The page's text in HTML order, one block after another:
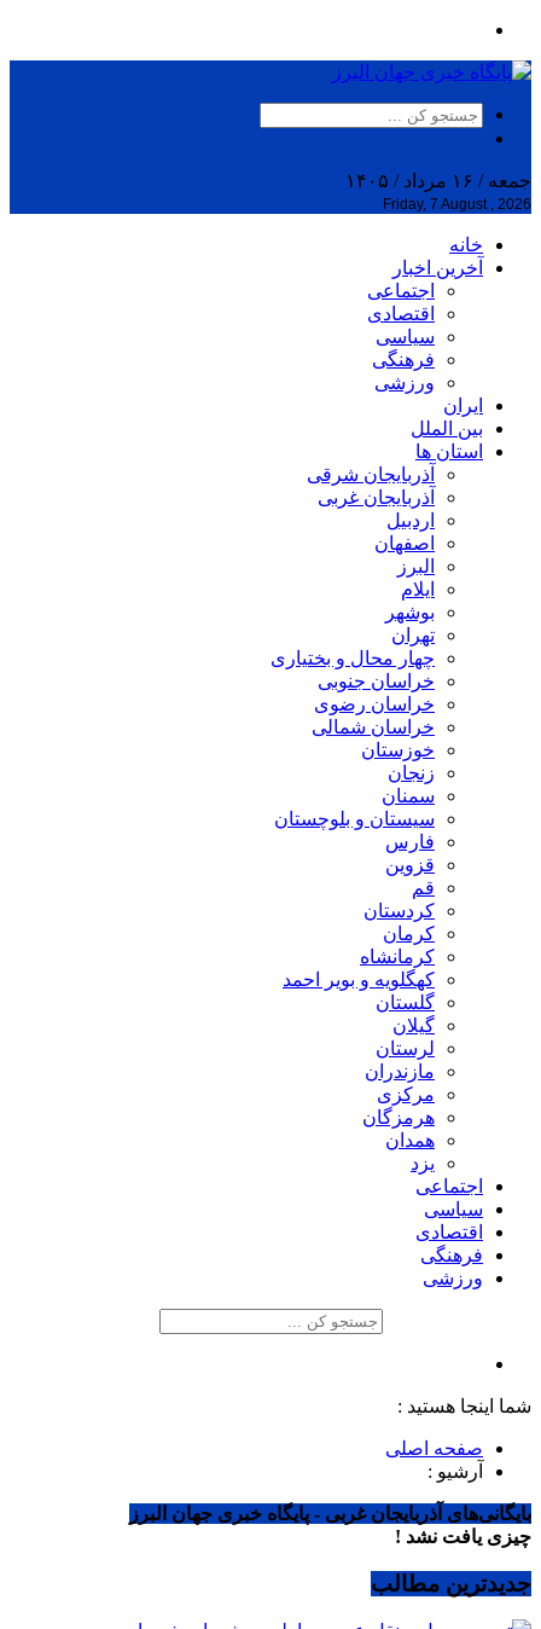
جمعه / ۱۶ مرداد / ۱۴۰۵
Friday, 7 August , 2026
خانه
آخرین اخبار
اجتماعی
اقتصادی
سیاسی
فرهنگی
ورزشی
ایران
بین الملل
استان ها
آذربایجان شرقی
آذربایجان غربی
اردبیل
اصفهان
البرز
ایلام
بوشهر
تهران
چهار محال و بختیاری
خراسان جنوبی
خراسان رضوی
خراسان شمالی
خوزستان
زنجان
سمنان
سیستان و بلوچستان
فارس
قزوین
قم
کردستان
کرمان
کرمانشاه
کهگلویه و بویر احمد
گلستان
گیلان
لرستان
مازندران
مرکزی
هرمزگان
همدان
یزد
اجتماعی
سیاسی
اقتصادی
فرهنگی
ورزشی
شما اینجا هستید :
صفحه اصلی
آرشیو :
بایگانی‌های آذربایجان غربی - پایگاه خبری جهان البرز
چیزی یافت نشد !
جدیدترین مطالب